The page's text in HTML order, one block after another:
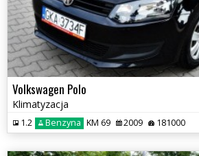
Volkswagen Polo
Klimatyzacja
1.2 Benzyna KM 69 2009 181000